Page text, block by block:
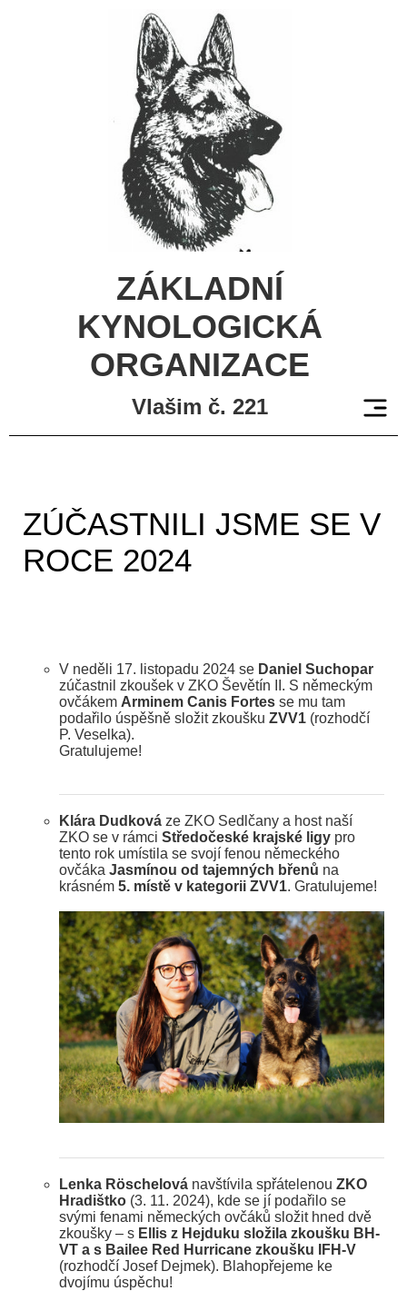
ZÁKLADNÍ
KYNOLOGICKÁ
ORGANIZACE
Vlašim č. 221
ZÚČASTNILI JSME SE V
ROCE 2024
V neděli 17. listopadu 2024 se Daniel Suchopar
zúčastnil zkoušek v ZKO Ševětín II. S německým
ovčákem Arminem Canis Fortes se mu tam
podařilo úspěšně složit zkouškuZVV1 (rozhodčí
P. Veselka).
Gratulujeme!
Klára Dudková ze ZKO Sedlčany a host naší
ZKO se v rámciStředočeské krajské ligy pro
tento rok umístila se svojí fenou německého
ovčákaJasmínou od tajemných břenů na
krásném5. místě v kategorii ZVV1. Gratulujeme!
Lenka Röschelová navštívila spřátelenouZKO
Hradištko (3. 11. 2024), kde se jí podařilo se
svými fenami německých ovčáků složit hned dvě
zkoušky – s Ellis z Hejduku složila zkoušku BH-
VT a s Bailee Red Hurricane zkoušku IFH-V
(rozhodčí Josef Dejmek). Blahopřejeme ke
dvojímu úspěchu!